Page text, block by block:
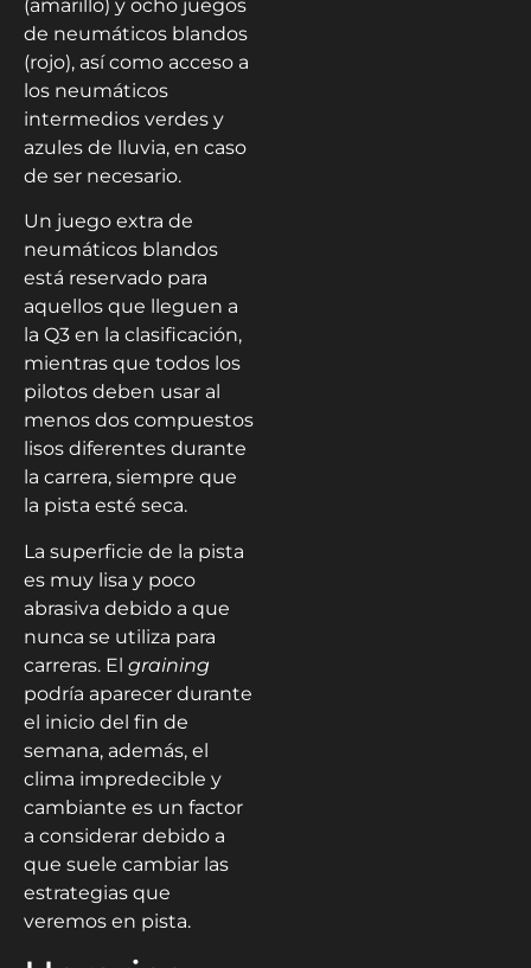
(amarillo) y ocho juegos
de neumáticos blandos
(rojo), así como acceso a
los neumáticos
intermedios verdes y
azules de lluvia, en caso
de ser necesario.
Un juego extra de
neumáticos blandos
está reservado para
aquellos que lleguen a
la Q3 en la clasificación,
mientras que todos los
pilotos deben usar al
menos dos compuestos
lisos diferentes durante
la carrera, siempre que
la pista esté seca.
La superficie de la pista
es muy lisa y poco
abrasiva debido a que
nunca se utiliza para
carreras. El graining
podría aparecer durante
el inicio del fin de
semana, además, el
clima impredecible y
cambiante es un factor
a considerar debido a
que suele cambiar las
estrategias que
veremos en pista.